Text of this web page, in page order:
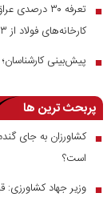
■
کارخانه‌های فولاد از ۳۳ به زیر ۱۰ درصد رسید
■ پیش‌بینی
پربحث ترین ها
■ کشاورزان به جای
است؟
■ وزیر جهاد کشاورزی: قیمت